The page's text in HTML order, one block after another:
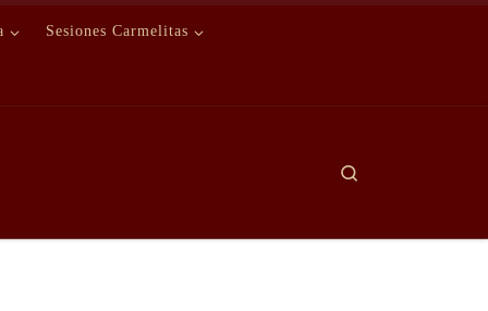
Sesiones Carmelitas